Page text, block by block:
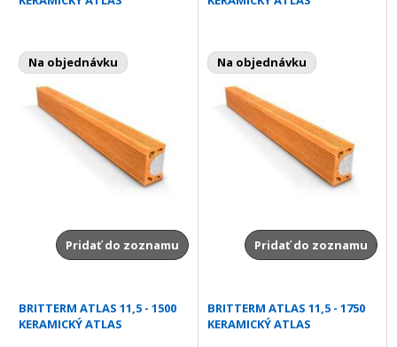
Na objednávku
Pridať do zoznamu
Na objednávku
Pridať do zoznamu
BRITTERM ATLAS 11,5 - 1500
KERAMICKÝ ATLAS
BRITTERM ATLAS 11,5 - 1750
KERAMICKÝ ATLAS